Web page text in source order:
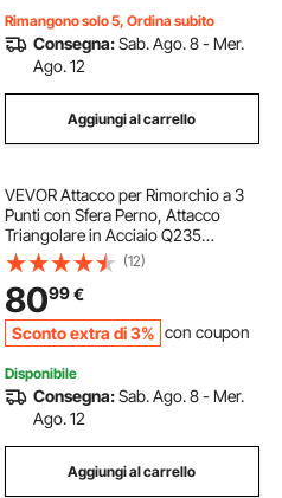
Rimangono solo 5, Ordina subito
Consegna:Sab. Ago. 8 - Mer.
Ago. 12
Aggiungi al carrello
VEVOR Attacco per Rimorchio a 3
Punti con Sfera Perno, Attacco
Triangolare in Acciaio Q235
Adattatore per Traino di Categoria 2
Compatibile con Kubota John
Deere Massey Ferguson Yanmar da
Giardino
(12)
8099€
Sconto extra di 3% con coupon
Disponibile
Consegna:Sab. Ago. 8 - Mer.
Ago. 12
Aggiungi al carrello